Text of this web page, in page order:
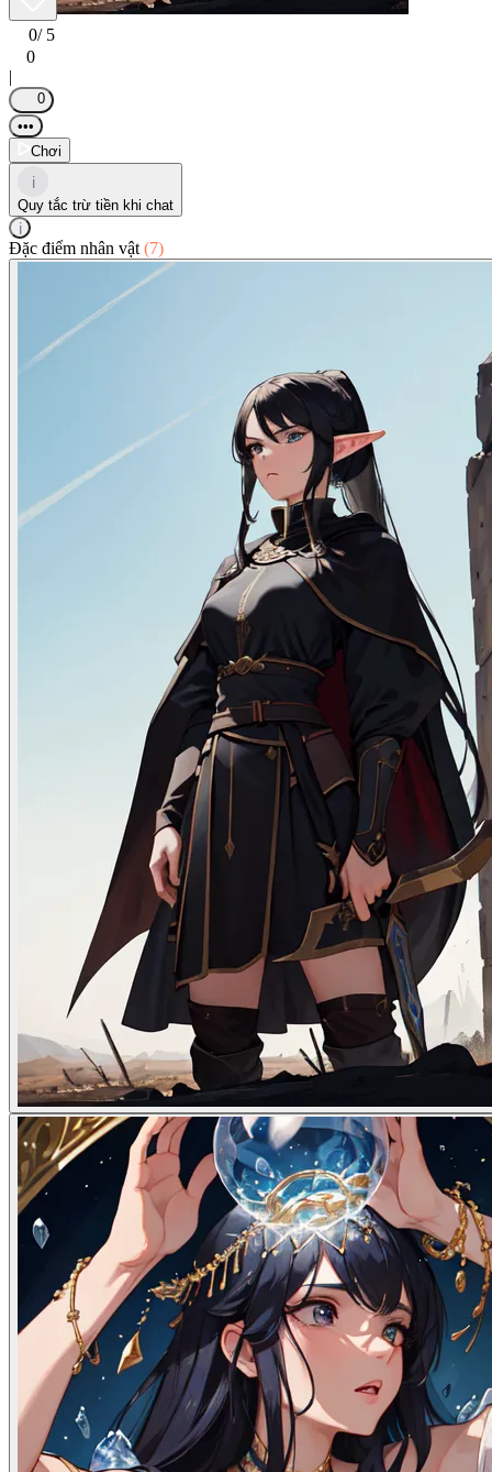
0/ 5
0
|
0
•••
Chơi
i
Quy tắc trừ tiền khi chat
i
Đặc điểm nhân vật (7)